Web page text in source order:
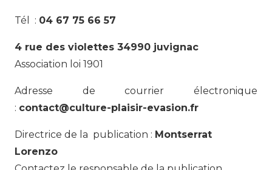
Tél : 04 67 75 66 57
4 rue des violettes 34990 juvignac
Association loi 1901
Adresse de courrier électronique
: contact@culture-plaisir-evasion.fr
Directrice de la publication : Montserrat
Lorenzo